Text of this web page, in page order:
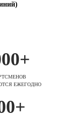
ЕЖЕГОДНО